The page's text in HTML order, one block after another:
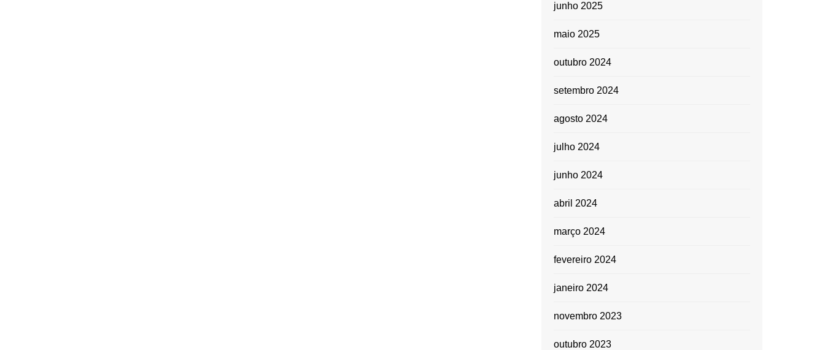
junho 2025
maio 2025
outubro 2024
setembro 2024
agosto 2024
julho 2024
junho 2024
abril 2024
março 2024
fevereiro 2024
janeiro 2024
novembro 2023
outubro 2023